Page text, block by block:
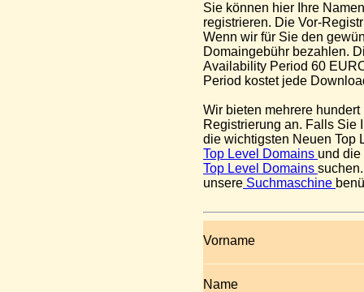
Sie können hier Ihre
registrieren. Die Vor-
Wenn wir für Sie den
Domaingebühr bezahlen.
Availability Period 60
Period kostet jede
Wir bieten mehrere
Registrierung an. Falls Sie
die wichtigsten Neuen Top
Top Level Domains und
Top Level Domains
unsere Suchmaschine
Vorname
Name